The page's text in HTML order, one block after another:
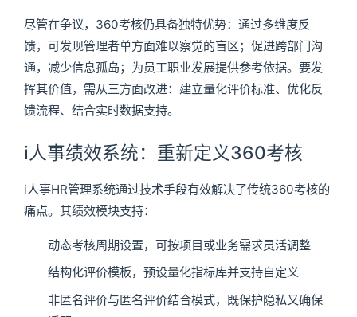
尽管在争议，360考核仍具备独特优势：通过多维度反
馈，可发现管理者单方面难以察觉的盲区；促进跨部门沟
通，减少信息孤岛；为员工职业发展提供参考依据。要发
挥其价值，需从三方面改进：建立量化评价标准、优化反
馈流程、结合实时数据支持。
i人事绩效系统：重新定义360考核
i人事HR管理系统通过技术手段有效解决了传统360考核的
痛点。其绩效模块支持：
动态考核周期设置，可按项目或业务需求灵活调整
结构化评价模板，预设量化指标库并支持自定义
非匿名评价与匿名评价结合模式，既保护隐私又确保